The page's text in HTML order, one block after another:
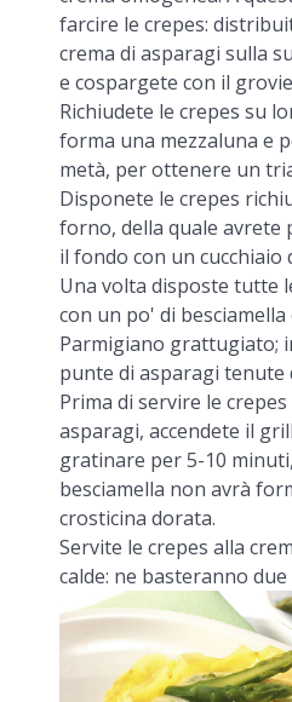
farcire le crepes:
crema di asparagi sulla
e cospargete con il
Richiudete le crepes su
forma una mezzaluna e
metà, per ottenere un
Disponete le crepes
forno, della quale avrete
il fondo con un cucchiaio
Una volta disposte tutte
con un po' di besciamella
Parmigiano grattugiato;
punte di asparagi tenute
Prima di servire le
asparagi, accendete il
gratinare per 5-10
besciamella non avrà
crosticina dorata.
Servite le crepes alla
calde: ne basteranno